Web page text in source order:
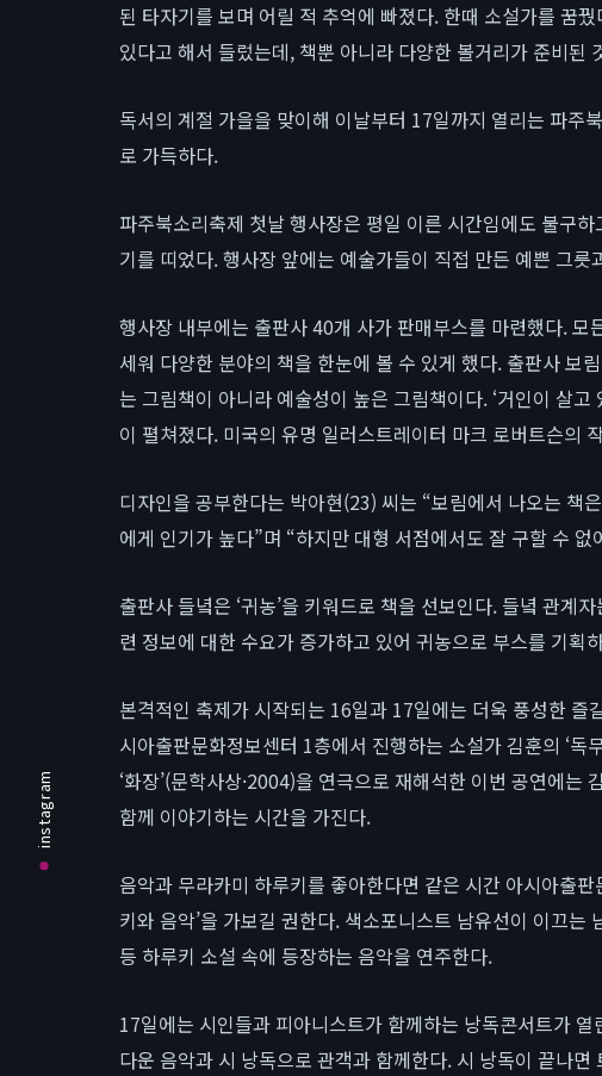
instagram
된 타자기를 보며 어릴 적 추억에 빠졌다. 한때 소설가를 꿈
있다고 해서 들렀는데, 책뿐 아니라 다양한 볼거리가 준비된
독서의 계절 가을을 맞이해 이날부터 17일까지 열리는 파주
로 가득하다.
파주북소리축제 첫날 행사장은 평일 이른 시간임에도 불구
기를 띠었다. 행사장 앞에는 예술가들이 직접 만든 예쁜 그릇
행사장 내부에는 출판사 40개 사가 판매부스를 마련했다.
세워 다양한 분야의 책을 한눈에 볼 수 있게 했다. 출판사 보
는 그림책이 아니라 예술성이 높은 그림책이다. ‘거인이 살
이 펼쳐졌다. 미국의 유명 일러스트레이터 마크 로버트슨의
디자인을 공부한다는 박아현(23) 씨는 “보림에서 나오는 책
에게 인기가 높다”며 “하지만 대형 서점에서도 잘 구할 수
출판사 들녘은 ‘귀농’을 키워드로 책을 선보인다. 들녘 관계
련 정보에 대한 수요가 증가하고 있어 귀농으로 부스를 기획
본격적인 축제가 시작되는 16일과 17일에는 더욱 풍성한
시아출판문화정보센터 1층에서 진행하는 소설가 김훈의 ‘독
‘화장’(문학사상·2004)을 연극으로 재해석한 이번 공연에
함께 이야기하는 시간을 가진다.
음악과 무라카미 하루키를 좋아한다면 같은 시간 아시아출
키와 음악’을 가보길 권한다. 색소포니스트 남유선이 이끄
등 하루키 소설 속에 등장하는 음악을 연주한다.
17일에는 시인들과 피아니스트가 함께하는 낭독콘서트가
다운 음악과 시 낭독으로 관객과 함께한다. 시 낭독이 끝나